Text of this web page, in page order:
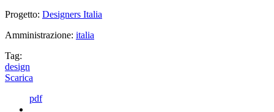
Progetto: Designers Italia
Amministrazione: italia
Tag:
design
Scarica
pdf